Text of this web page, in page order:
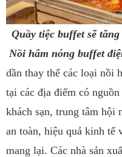
Quầy tiệc buffet sẽ
Nồi hâm nóng buffet
dần thay thế các loại nồi
tại các địa điểm có
khách sạn, trung tâm
an toàn, hiệu quả kinh tế
mang lại. Các nhà sản